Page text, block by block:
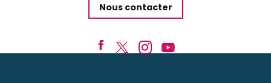
Nous contacter